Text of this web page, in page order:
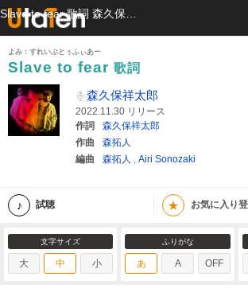
よみ：すれいぶとぅふぃあー
Slave to fear 歌詞
森久保祥太郎
2022.11.30 リリース
作詞
森久保祥太郎
作曲
森拓人
編曲
森拓人 , Airi Sonozaki
試聴 ★ お気に入り
文字サイズ
大 中 小
ふりがな
あ A OFF